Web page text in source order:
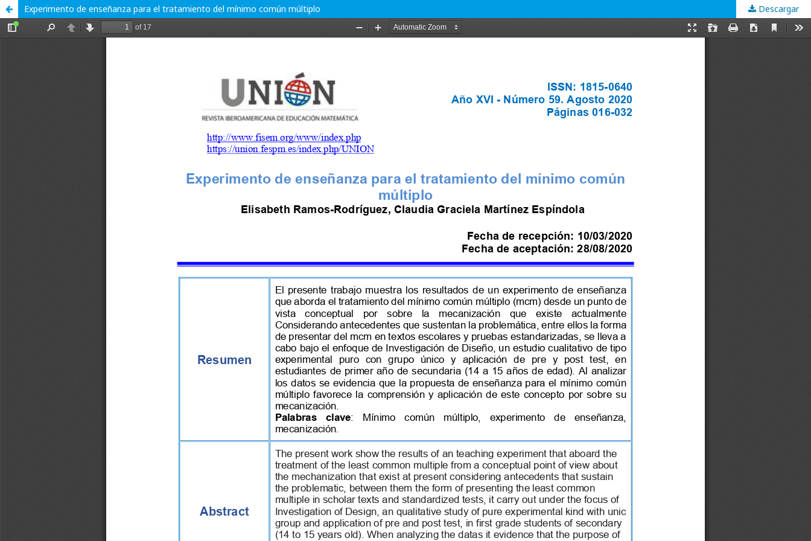
Experimento de enseñanza para el tratamiento del mínimo común múltiplo Descargar